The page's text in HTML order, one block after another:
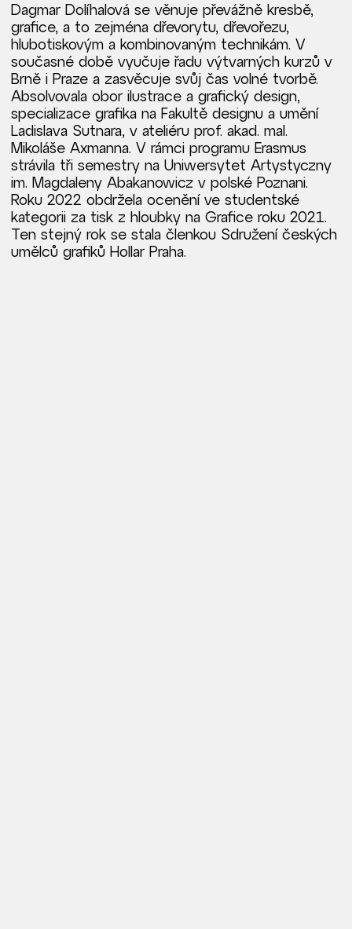
Dagmar Dolíhalová se věnuje převážně kresbě,
grafice, a to zejména dřevorytu, dřevořezu,
hlubotiskovým a kombinovaným technikám. V
současné době vyučuje řadu výtvarných kurzů v
Brně i Praze a zasvěcuje svůj čas volné tvorbě.
Absolvovala obor ilustrace a grafický design,
specializace grafika na Fakultě designu a umění
Ladislava Sutnara, v ateliéru prof. akad. mal.
Mikoláše Axmanna. V rámci programu Erasmus
strávila tři semestry na Uniwersytet Artystyczny
im. Magdaleny Abakanowicz v polské Poznani.
Roku 2022 obdržela ocenění ve studentské
kategorii za tisk z hloubky na Grafice roku 2021.
Ten stejný rok se stala členkou Sdružení českých
umělců grafiků Hollar Praha.